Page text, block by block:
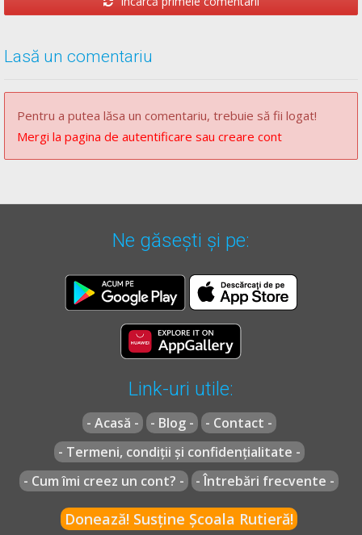
regulile de circulaţie.
Regulament** - Articolul 51
[...]
2002actualizată(Codul rutier)
(Regulamentul codului rutier)
Lasă un comentariu
Pentru a putea lăsa un comentariu, trebuie să fii logat!
Mergi la pagina de autentificare sau creare cont
Ne găsești și pe:
Link-uri utile:
- Acasă - - Blog -
- Contact -
- Termeni, condiții și confidențialitate -
- Cum îmi creez un cont? -
- Întrebări frecvente -
Donează! Susține Școala Rutieră!